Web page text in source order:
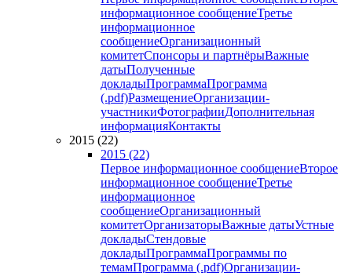
информационное сообщениеТретье
информационное
сообщениеОрганизационный
комитетСпонсоры и партнёрыВажные
датыПолученные
докладыПрограммаПрограмма
(.pdf)РазмещениеОрганизации-
участникиФотографииДополнительная
информацияКонтакты
2015 (22)
2015 (22)
Первое информационное сообщениеВторое
информационное сообщениеТретье
информационное
сообщениеОрганизационный
комитетОрганизаторыВажные датыУстные
докладыСтендовые
докладыПрограммаПрограммы по
темамПрограмма (.pdf)Организации-